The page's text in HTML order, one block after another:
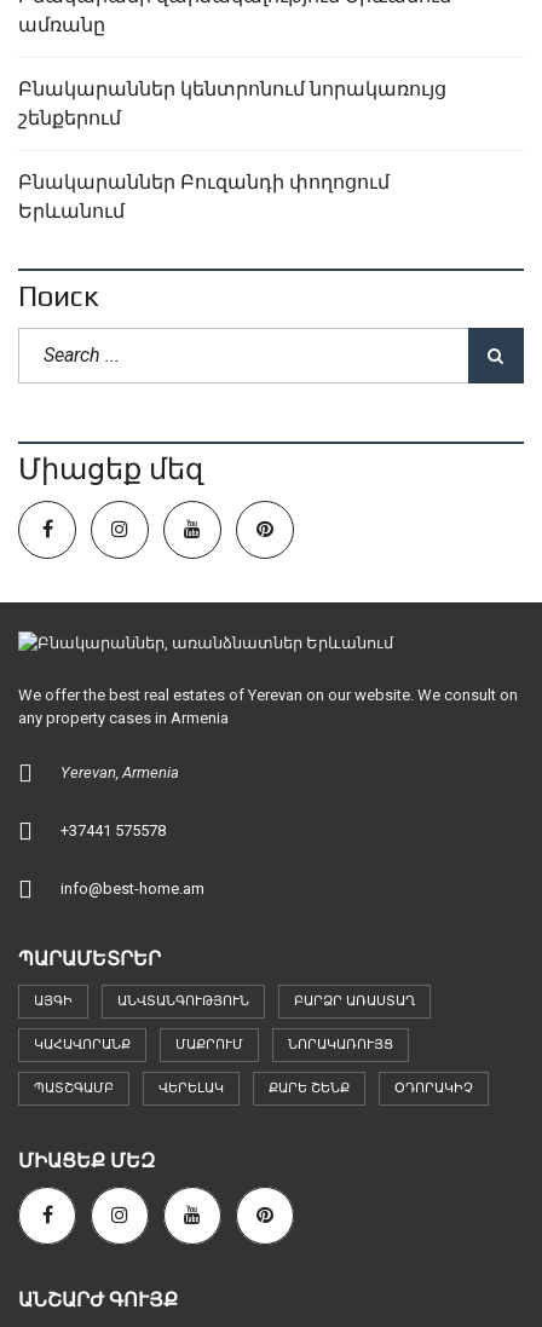
ամռանը
Բնակարաններ կենտրոնում նորակառույց
շենքերում
Բնակարաններ Բուզանդի փողոցում
Երևանում
Поиск
Միացեք մեզ
We offer the best real estates of Yerevan on our website. We consult on
any property cases in Armenia
Yerevan, Armenia
+37441 575578
info@best-home.am
ՊԱՐԱՄԵՏՐԵՐ
ԱՅԳԻ ԱՆՎՏԱՆԳՈՒԹՅՈՒՆ ԲԱՐՁՐ ԱՌԱՍՏԱՂ
ԿԱՀԱՎՈՐԱՆՔ ՄԱՔՐՈՒՄ ՆՈՐԱԿԱՌՈՒՅՑ
ՊԱՏՇԳԱՄԲ ՎԵՐԵԼԱԿ ՔԱՐԵ ՇԵՆՔ ՕԴՈՐԱԿԻՉ
ՄԻԱՑԵՔ ՄԵԶ
ԱՆՇԱՐԺ ԳՈՒՅՔ